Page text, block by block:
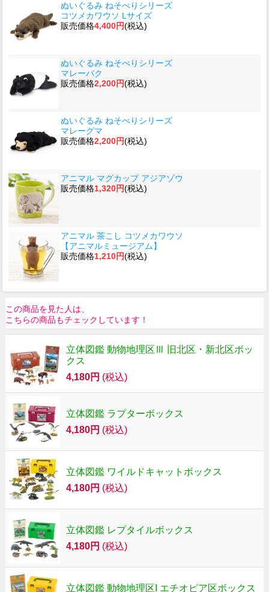
ぬいぐるみ ねそべりシリーズ
コツメカワウソ Lサイズ
販売価格4,400円(税込)
ぬいぐるみ ねそべりシリーズ
マレーバク
販売価格2,200円(税込)
ぬいぐるみ ねそべりシリーズ
マレーグマ
販売価格2,200円(税込)
アニマル マグカップ アジアゾウ
販売価格1,320円(税込)
アニマル 茶こし コツメカワウソ
【アニマルミュージアム】
販売価格1,210円(税込)
この商品を見た人は、
こちらの商品もチェックしています！
立体図鑑 動物地理区Ⅲ 旧北区・新北区ボッ
クス
4,180円 (税込)
立体図鑑 ラプターボックス
4,180円 (税込)
立体図鑑 ワイルドキャットボックス
4,180円 (税込)
立体図鑑 レプタイルボックス
4,180円 (税込)
立体図鑑 動物地理区I エチオピア区ボックス